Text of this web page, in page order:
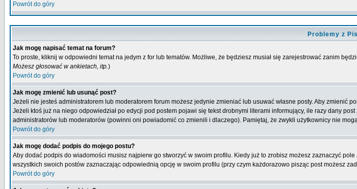
Powrót do góry
Problemy z
Jak mogę napisać temat na forum?
To proste, kliknij w odpowiedni temat na jedym z for lub tematów. Możliwe, że będziesz musiał się zarejestrować zanim
Możesz głosować w ankietach, itp.)
Powrót do góry
Jak mogę zmienić lub usunąć post?
Jeżeli nie jesteś administratorem lub moderatorem forum możesz jedynie zmieniać lub usuwać własne posty. Aby zmienić
Jeżeli ktoś już na niego odpowiedział po edycji pod postem pojawi się tekst drobnymi literami informujący, ile razy dany
administratorów lub moderatorów (powinni oni powiadomić co zmienili i dlaczego). Pamiętaj, że zwykli użytkownicy nie
Powrót do góry
Jak mogę dodać podpis do mojego postu?
Aby dodać podpis do wiadomości musisz najpierw go stworzyć w swoim profilu. Kiedy już to zrobisz możesz zaznaczyć pole
wszystkich swoich postów zaznaczając odpowiednią opcję w swoim profilu (przy czym każdorazowo pisząc post możesz
Powrót do góry